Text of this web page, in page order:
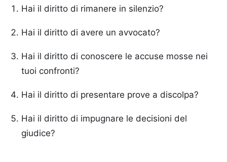
Hai il diritto di rimanere in silenzio?
Hai il diritto di avere un avvocato?
Hai il diritto di conoscere le accuse mosse nei
tuoi confronti?
Hai il diritto di presentare prove a discolpa?
Hai il diritto di impugnare le decisioni del
giudice?